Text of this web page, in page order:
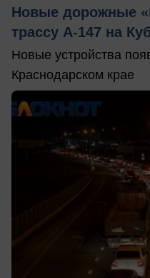
Новые дорожные
трассу А-147 на
Новые устройства
Краснодарском крае